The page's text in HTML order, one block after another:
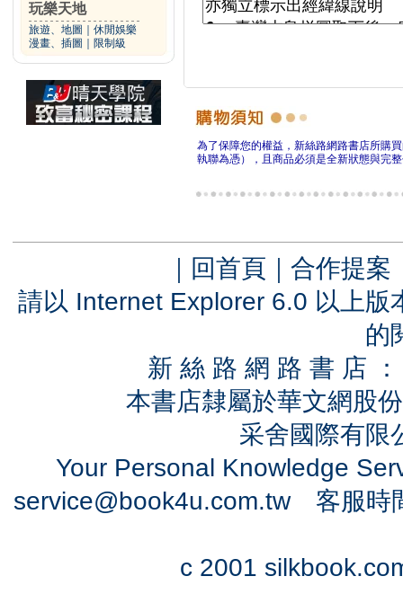
玩樂天地
旅遊、地圖
休閒娛樂
漫畫、插圖
限制級
為了保障您的權益，新絲路網路書店所購
執聯為憑），且商品必須是全新狀態與完
｜ 回首頁 ｜ 合作提案
請以 Internet Explorer 6.0 以上
的
新 絲 路 網 路 書 店
本書店隸屬於華文網股
采舍國際有
Your Personal Knowledge
service@book4u.com.tw客服時
c 2001